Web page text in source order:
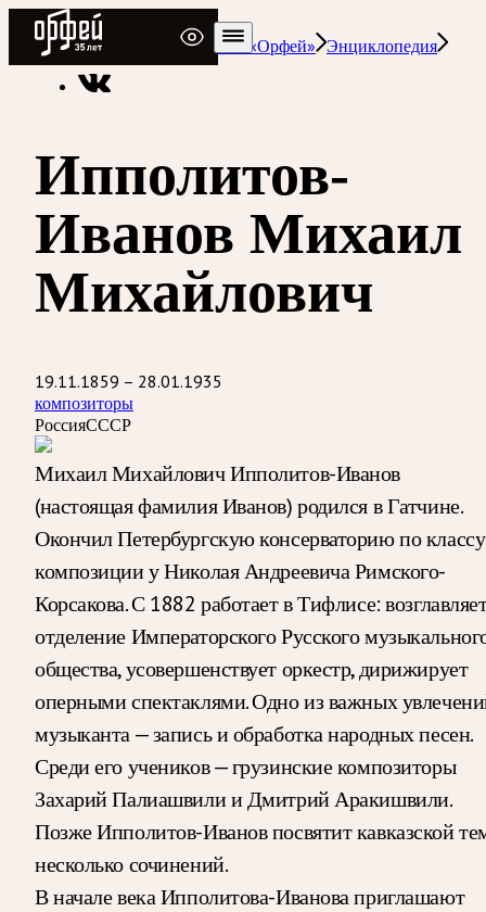
Радио Орфей
Радио классической музыки «Орфей» Энциклопедия
Ипполитов-
Иванов Михаил
Михайлович
19.11.1859 – 28.01.1935
композиторы
РоссияСССР
Михаил Михайлович Ипполитов-Иванов
(настоящая фамилия Иванов) родился в Гатчине.
Окончил Петербургскую консерваторию по классу
композиции у Николая Андреевича Римского-
Корсакова. С 1882 работает в Тифлисе:
отделение Императорского Русского
общества, усовершенствует оркестр, дирижирует
оперными спектаклями. Одно из важных
музыканта — запись и обработка народных песен.
Среди его учеников — грузинские композиторы
Захарий Палиашвили и Дмитрий Аракишвили.
Позже Ипполитов-Иванов посвятит кавказской
несколько сочинений.
В начале века Ипполитова-Иванова приглашают